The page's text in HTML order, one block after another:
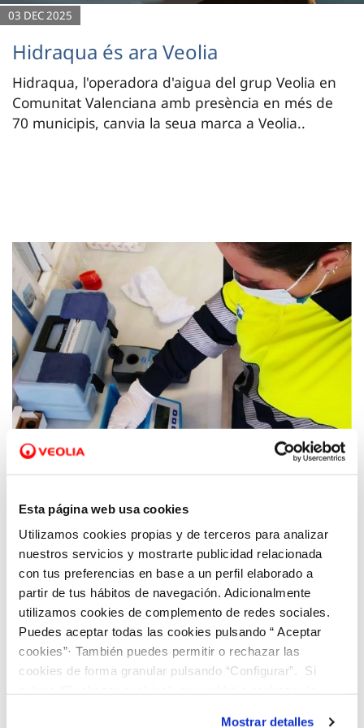
Esta página web usa cookies
Utilizamos cookies propias y de terceros para analizar
nuestros servicios y mostrarte publicidad relacionada
con tus preferencias en base a un perfil elaborado a
partir de tus hábitos de navegación. Adicionalmente
utilizamos cookies de complemento de redes sociales.
Puedes aceptar todas las cookies pulsando “ Aceptar
cookies”· También puedes permitir o rechazar las
cookies de forma granular pulsando “Configurar”. Si
Mostrar detalles
03 DEC 2025
Hidraqua és ara Veolia
Hidraqua, l'operadora d'aigua del grup Veolia en
Comunitat Valenciana amb presència en més de
70 municipis, canvia la seua marca a Veolia..
29 APR 2022
programa educativo de organizado por la
fundación de Hidraqua, Fundación Aquae